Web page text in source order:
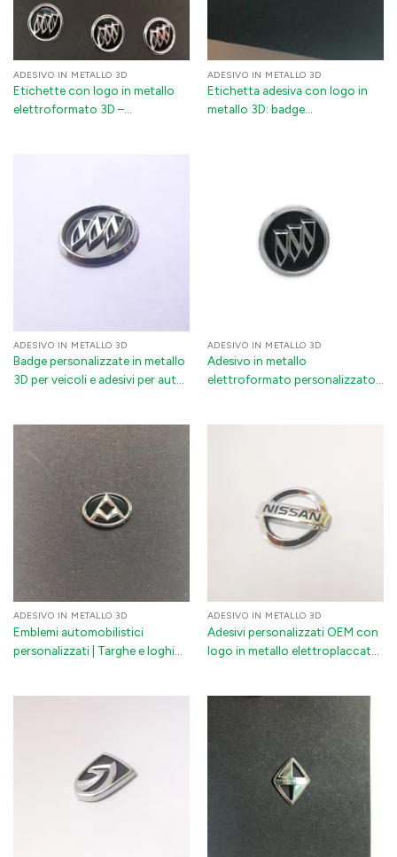
ADESIVO IN METALLO 3D
Etichette con logo in metallo
elettroformato 3D –
ADESIVO IN METALLO 3D
Etichetta adesiva con logo in
metallo 3D: badge
ADESIVO IN METALLO 3D
Badge personalizzate in metallo
3D per veicoli e adesivi per auto
ADESIVO IN METALLO 3D
Adesivo in metallo
elettroformato personalizzato
ADESIVO IN METALLO 3D
Emblemi automobilistici
personalizzati | Targhe e loghi
ADESIVO IN METALLO 3D
Adesivi personalizzati OEM con
logo in metallo elettroplaccato